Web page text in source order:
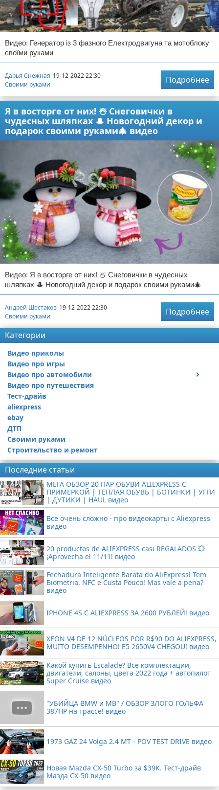
Видео: Генератор із 3 фазного Електродвигуна та мотоблоку
своїми руками
Дарья Снежная 19-12-2022 22:30
Своими руками
Подробнее
Я в восторге от них! ☃️ Снеговички в
чудесных шляпках 🎩 Новогодний декор и
подарок своими руками🎄 видео
Видео: Я в восторге от них! ☃️ Снеговички в чудесных
шляпках 🎩 Новогодний декор и подарок своими руками🎄
Андрей Шестаков 19-12-2022 22:30
Своими руками
Подробнее
Категории
Видео приколы
Видео про игры
Видео про автомобили
Ремонт автомобиля
Видео про путешествия
Тест-драйв
aliexpress
ebay
ДТП
Своими руками
Строительство и ремонт
Последние статьи
МЕГА ОБЗОР 20 ПАР ОБУВИ ALIEXPRESS С
ПРИМЕРКОЙ | ТЕПЛАЯ ОБУВЬ | БОТИНКИ | УГГИ
| ДУТИКИ | HAUL видео
Все очень сложно - про видеокарты с Aliexpress
видео
20 productos de ALIEXPRESS casi REGALADOS 💥
¡Aprovecha el 11/11! видео
Fechadura Inteligente Barata do AliExpress! Tem
Biometria, NFC e Custa Pouco! Mas vale a pena?
видео
IPHONE 4S С ALIEXPRESS ЗА 2600 РУБЛЕЙ! видео
XEON V4 DE 12 NÚCLEOS POR R$90 DO ALIEXPRESS,
MUITO DESEMPENHO! E5 2650V4 CHEGOU! видео
Какой купить Escalade? Все комплектации,
двигатели, салоны, цвета 2022 года + автопилот
Super Cruise видео
"УБИЙЦА BMW и MB" / ОБЗОР ЗЛОГО ГОЛЬФА
387HP на трассе! видео
1973 GAZ 24 Volga 2.4 MT - POV TEST DRIVE видео
Новая Mazda CX-50 Turbo за $39K. Тест-драйв
Мазда CX-50 видео